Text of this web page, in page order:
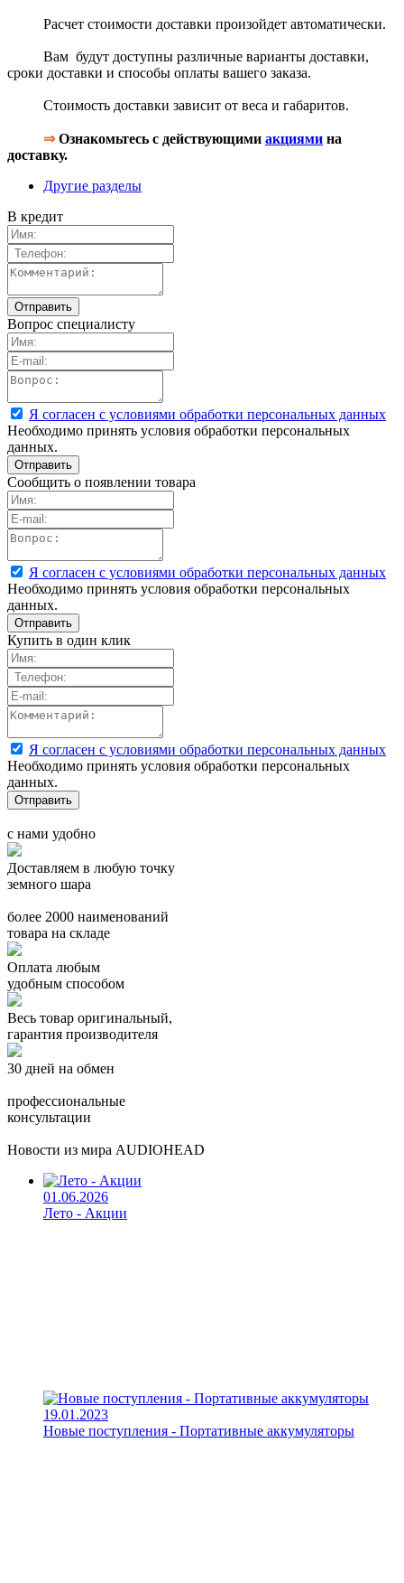
Расчет стоимости доставки произойдет автоматически.
Вам будут доступны различные варианты доставки,
сроки доставки и способы оплаты вашего заказа.
Стоимость доставки зависит от веса и габаритов.
⇒Ознакомьтесь с действующими акциями на
доставку.
Другие разделы
В кредит
Вопрос специалисту
Я согласен с условиями обработки персональных данных
Необходимо принять условия обработки персональных
данных.
Сообщить о появлении товара
Я согласен с условиями обработки персональных данных
Необходимо принять условия обработки персональных
данных.
Купить в один клик
Я согласен с условиями обработки персональных данных
Необходимо принять условия обработки персональных
данных.
с нами удобно
Доставляем в любую точку
земного шара
более 2000 наименований
товара на складе
Оплата любым
удобным способом
Весь товар оригинальный,
гарантия производителя
30 дней на обмен
профессиональные
консультации
Новости из мира AUDIOHEAD
01.06.2026
Лето - Акции
19.01.2023
Новые поступления - Портативные аккумуляторы